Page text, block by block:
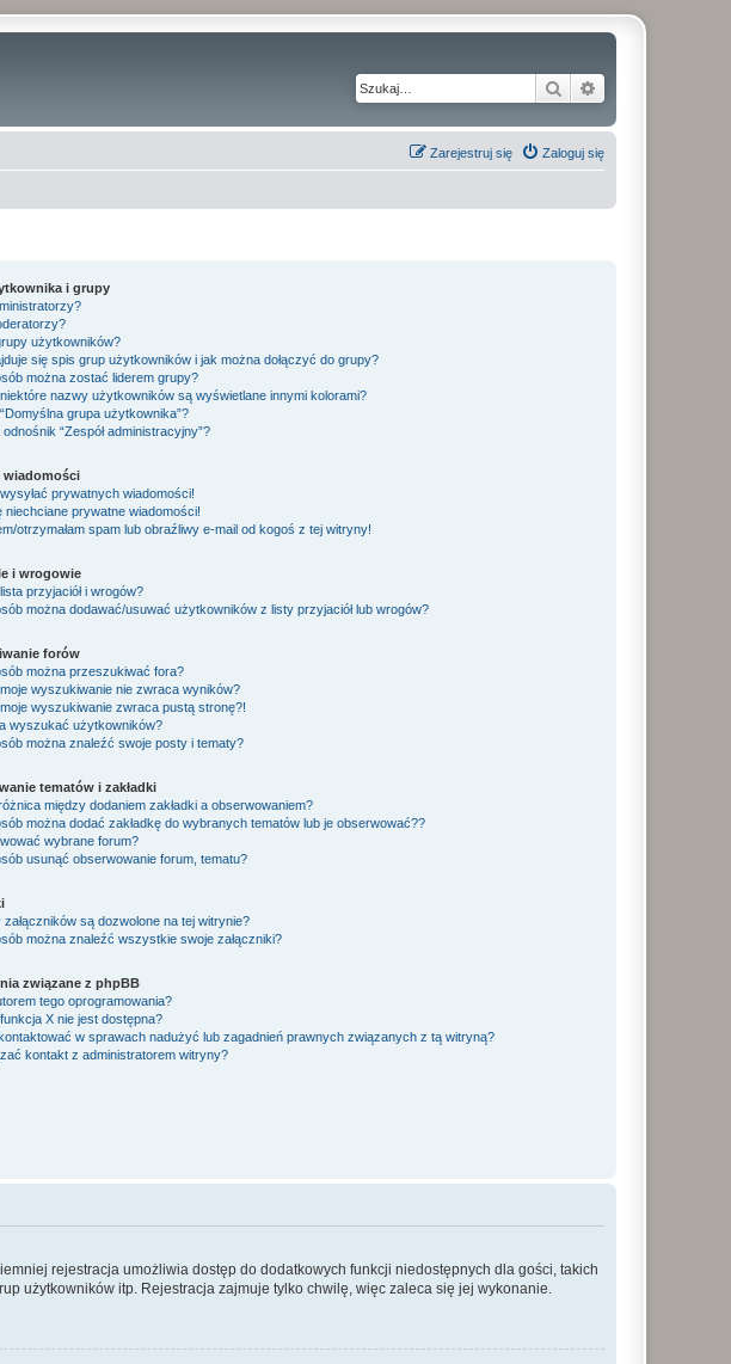
Szukaj
Zaloguj się
Zarejestruj się
i grupy
użytkowników?
się spis grup użytkowników i jak można dołączyć do grupy?
można zostać liderem grupy?
nazwy użytkowników są wyświetlane innymi kolorami?
grupa użytkownika”?
“Zespół administracyjny”?
wiadomości
prywatnych wiadomości!
niechciane prywatne wiadomości!
otrzymałam spam lub obraźliwy e-mail od kogoś z tej witryny!
i wrogowie
przyjaciół i wrogów?
można dodawać/usuwać użytkowników z listy przyjaciół lub wrogów?
forów
można przeszukiwać fora?
wyszukiwanie nie zwraca wyników?
wyszukiwanie zwraca pustą stronę?!
wyszukać użytkowników?
można znaleźć swoje posty i tematy?
tematów i zakładki
między dodaniem zakładki a obserwowaniem?
można dodać zakładkę do wybranych tematów lub je obserwować??
wybrane forum?
usunąć obserwowanie forum, tematu?
są dozwolone na tej witrynie?
można znaleźć wszystkie swoje załączniki?
związane z phpBB
tego oprogramowania?
X nie jest dostępna?
w sprawach nadużyć lub zagadnień prawnych związanych z tą witryną?
kontakt z administratorem witryny?
rejestracja umożliwia dostęp do dodatkowych funkcji niedostępnych dla gości, takich
użytkowników itp. Rejestracja zajmuje tylko chwilę, więc zaleca się jej wykonanie.